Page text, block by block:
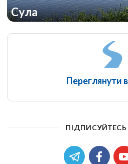
Сула
Переглянути